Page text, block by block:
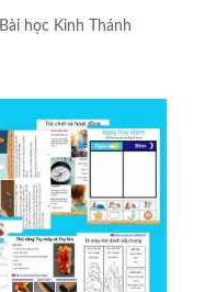
Bài học Kinh Thánh